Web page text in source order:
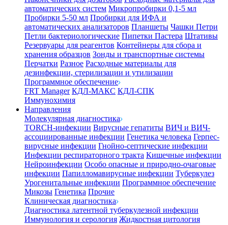
автоматических систем Микропробирки 0,1-5 мл
Пробирки 5-50 мл Пробирки для ИФА и
автоматических анализаторов Планшеты Чашки Петри
Петли бактериологические Пипетки Пастера Штативы
Резервуары для реагентов Контейнеры для сбора и
хранения образцов Зонды и транспортные системы
Перчатки Разное Расходные материалы для
дезинфекции, стерилизации и утилизации
Программное обеспечение
FRT Manager КДЛ-МАКС КДЛ-СПК
Иммунохимия
Направления
Молекулярная диагностика
TORCH-инфекции Вирусные гепатиты ВИЧ и ВИЧ-
ассоциированные инфекции Генетика человека Герпес-
вирусные инфекции Гнойно-септические инфекции
Инфекции респираторного тракта Кишечные инфекции
Нейроинфекции Особо опасные и природно-очаговые
инфекции Папилломавирусные инфекции Туберкулез
Урогенитальные инфекции Программное обеспечение
Микозы Генетика Прочие
Клиническая диагностика
Диагностика латентной туберкулезной инфекции
Иммунология и серология Жидкостная цитология